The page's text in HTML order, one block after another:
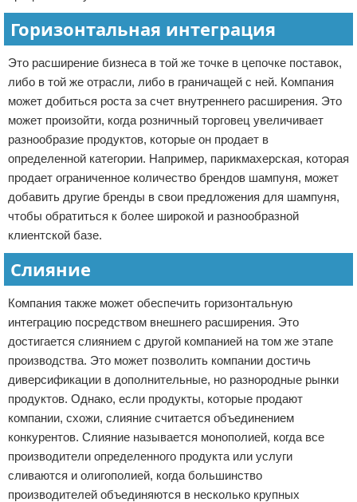
Горизонтальная интеграция
Это расширение бизнеса в той же точке в цепочке поставок,
либо в той же отрасли, либо в граничащей с ней. Компания
может добиться роста за счет внутреннего расширения. Это
может произойти, когда розничный торговец увеличивает
разнообразие продуктов, которые он продает в
определенной категории. Например, парикмахерская, которая
продает ограниченное количество брендов шампуня, может
добавить другие бренды в свои предложения для шампуня,
чтобы обратиться к более широкой и разнообразной
клиентской базе.
Слияние
Компания также может обеспечить горизонтальную
интеграцию посредством внешнего расширения. Это
достигается слиянием с другой компанией на том же этапе
производства. Это может позволить компании достичь
диверсификации в дополнительные, но разнородные рынки
продуктов. Однако, если продукты, которые продают
компании, схожи, слияние считается объединением
конкурентов. Слияние называется монополией, когда все
производители определенного продукта или услуги
сливаются и олигополией, когда большинство
производителей объединяются в несколько крупных